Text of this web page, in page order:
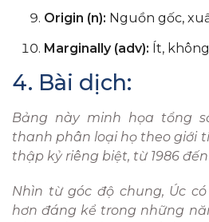
Origin (n): Nguồn gốc,
Marginally (adv): Ít,
4. Bài dịch:
Bảng này minh họa tổng
thanh phân loại họ theo giới
thập kỷ riêng biệt, từ 1986
Nhìn từ góc độ chung, Úc
hơn đáng kể trong những